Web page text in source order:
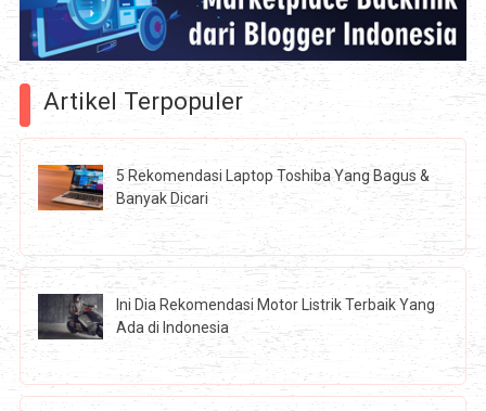
Artikel Terpopuler
5 Rekomendasi Laptop Toshiba Yang Bagus &
Banyak Dicari
Ini Dia Rekomendasi Motor Listrik Terbaik Yang
Ada di Indonesia